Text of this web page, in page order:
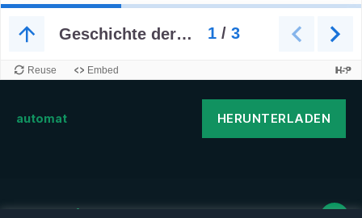
automat HERUNTERLADEN